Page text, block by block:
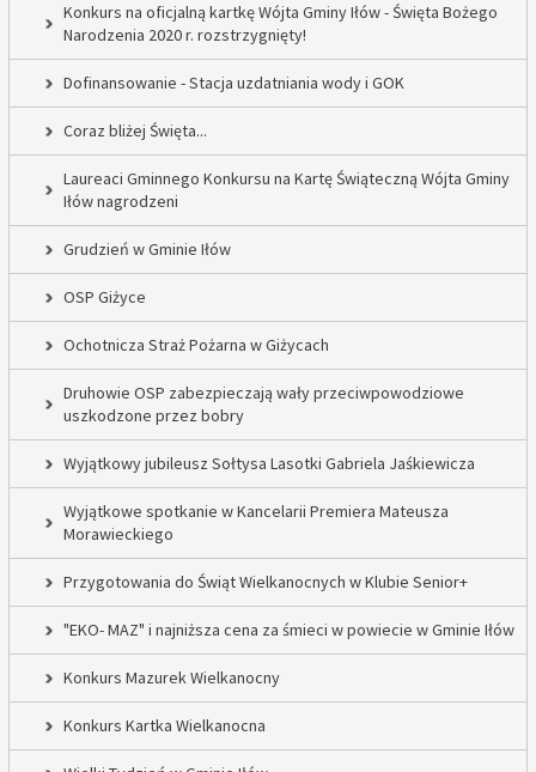
Konkurs na oficjalną kartkę Wójta Gminy Iłów - Święta Bożego
Narodzenia 2020 r. rozstrzygnięty!
Dofinansowanie - Stacja uzdatniania wody i GOK
Coraz bliżej Święta...
Laureaci Gminnego Konkursu na Kartę Świąteczną Wójta Gminy
Iłów nagrodzeni
Grudzień w Gminie Iłów
OSP Giżyce
Ochotnicza Straż Pożarna w Giżycach
Druhowie OSP zabezpieczają wały przeciwpowodziowe
uszkodzone przez bobry
Wyjątkowy jubileusz Sołtysa Lasotki Gabriela Jaśkiewicza
Wyjątkowe spotkanie w Kancelarii Premiera Mateusza
Morawieckiego
Przygotowania do Świąt Wielkanocnych w Klubie Senior+
"EKO- MAZ" i najniższa cena za śmieci w powiecie w Gminie Iłów
Konkurs Mazurek Wielkanocny
Konkurs Kartka Wielkanocna